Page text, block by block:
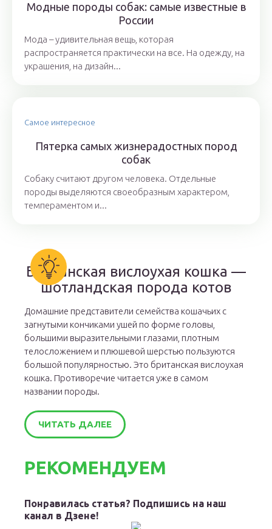
Модные породы собак: самые известные в
России
Мода – удивительная вещь, которая
распространяется практически на все. На одежду, на
украшения, на дизайн...
Самое интересное
Пятерка самых жизнерадостных пород
собак
Собаку считают другом человека. Отдельные
породы выделяются своеобразным характером,
темпераментом и...
Британская вислоухая кошка —
шотландская порода котов
Домашние представители семейства кошачьих с
загнутыми кончиками ушей по форме головы,
большими выразительными глазами, плотным
телосложением и плюшевой шерстью пользуются
большой популярностью. Это британская вислоухая
кошка. Противоречие читается уже в самом
названии породы.
ЧИТАТЬ ДАЛЕЕ
РЕКОМЕНДУЕМ
Понравилась статья? Подпишись на наш
канал в Дзене!